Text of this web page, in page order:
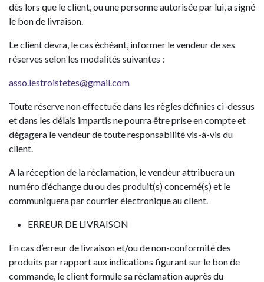
dès lors que le client, ou une personne autorisée par lui, a signé
le bon de livraison.
Le client devra, le cas échéant, informer le vendeur de ses
réserves selon les modalités suivantes :
asso.lestroistetes@gmail.com
Toute réserve non effectuée dans les règles définies ci-dessus
et dans les délais impartis ne pourra être prise en compte et
dégagera le vendeur de toute responsabilité vis-à-vis du
client.
A la réception de la réclamation, le vendeur attribuera un
numéro d’échange du ou des produit(s) concerné(s) et le
communiquera par courrier électronique au client.
ERREUR DE LIVRAISON
En cas d’erreur de livraison et/ou de non-conformité des
produits par rapport aux indications figurant sur le bon de
commande, le client formule sa réclamation auprès du